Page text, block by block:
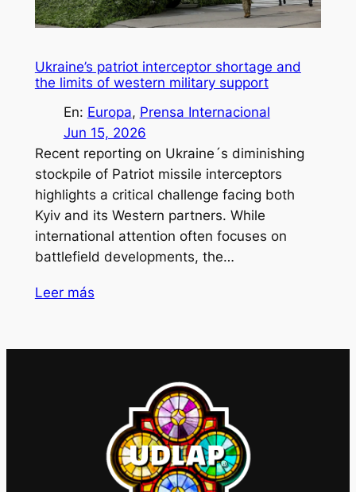
Ukraine’s patriot interceptor shortage and
the limits of western military support
En: Europa, Prensa Internacional
Jun 15, 2026
Recent reporting on Ukraine´s diminishing
stockpile of Patriot missile interceptors
highlights a critical challenge facing both
Kyiv and its Western partners. While
international attention often focuses on
battlefield developments, the…
Leer más